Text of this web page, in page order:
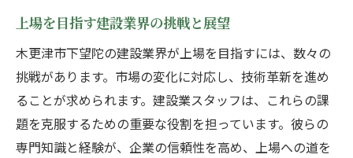
上場を目指す建設業界の挑戦と展望
木更津市下望陀の建設業界が上場を目指すには、数々の
挑戦があります。市場の変化に対応し、技術革新を進め
ることが求められます。建設業スタッフは、これらの課
題を克服するための重要な役割を担っています。彼らの
専門知識と経験が、企業の信頼性を高め、上場への道を